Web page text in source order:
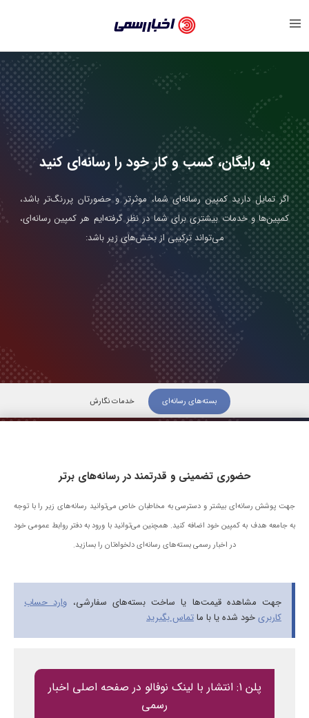
اخبار رسمی
اجتماعی
فرهنگی
ورزش
سبک زندگی
رویداد
به رایگان، کسب و کار خود را رسانه‌ای کنید
اگر تمایل دارید کمپین رسانه‌ای شما، موثرتر و حضورتان پررنگ‌تر باشد،
کمپین‌ها و خدمات بیشتری برای شما در نظر گرفته‌ایم هر کمپین رسانه‌ای،
می‌تواند ترکیبی از بخش‌های زیر باشد:
بسته‌های رسانه‌ای خدمات نگارش
حضوری تضمینی و قدرتمند در رسانه‌های برتر
جهت پوشش رسانه‌ای بیشتر و دسترسی به مخاطبان خاص می‌توانید رسانه‌های زیر را با توجه
به جامعه هدف به کمپین خود اضافه کنید. همچنین می‌توانید با ورود به دفتر روابط عمومی خود
در اخبار رسمی بسته‌های رسانه‌ای دلخواه‌تان را بسازید.
جهت مشاهده قیمت‌ها یا ساخت بسته‌های سفارشی، وارد حساب
کاربریخود شده یا با ماتماس بگیرید
پلن 1: انتشار با لینک نوفالو در صفحه اصلی اخبار
رسمی